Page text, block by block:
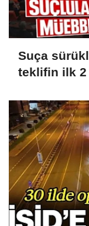
Suça
teklifin ilk 2